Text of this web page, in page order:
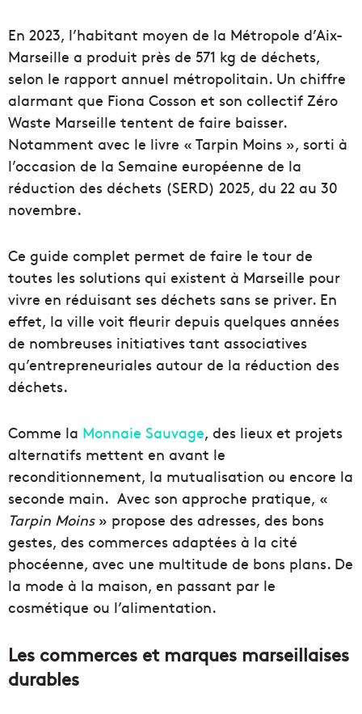
En 2023, l’habitant moyen de la Métropole d’Aix-
Marseille a produit près de 571 kg de déchets,
selon le rapport annuel métropolitain. Un chiffre
alarmant que Fiona Cosson et son collectif Zéro
Waste Marseille tentent de faire baisser.
Notamment avec le livre « Tarpin Moins », sorti à
l’occasion de la Semaine européenne de la
réduction des déchets (SERD) 2025, du 22 au 30
novembre.
Ce guide complet permet de faire le tour de
toutes les solutions qui existent à Marseille pour
vivre en réduisant ses déchets sans se priver. En
effet, la ville voit fleurir depuis quelques années
de nombreuses initiatives tant associatives
qu’entrepreneuriales autour de la réduction des
déchets.
Comme la Monnaie Sauvage, des lieux et projets
alternatifs mettent en avant le
reconditionnement, la mutualisation ou encore la
seconde main. Avec son approche pratique, «
Tarpin Moins» propose des adresses, des bons
gestes, des commerces adaptées à la cité
phocéenne, avec une multitude de bons plans. De
la mode à la maison, en passant par le
cosmétique ou l’alimentation.
Les commerces et marques marseillaises
durables